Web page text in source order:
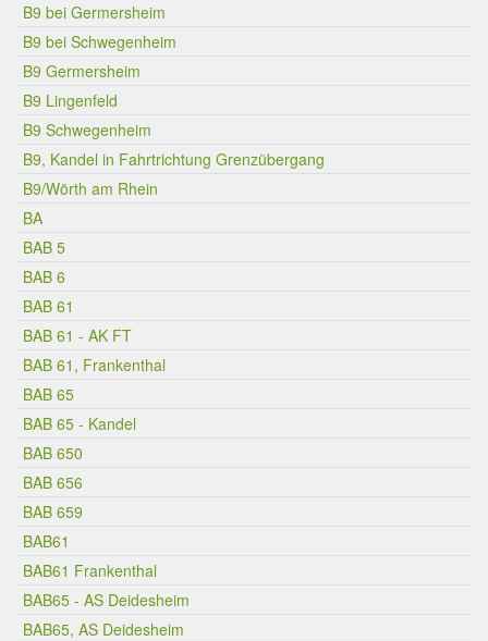
B9 bei Germersheim
B9 bei Schwegenheim
B9 Germersheim
B9 Lingenfeld
B9 Schwegenheim
B9, Kandel in Fahrtrichtung Grenzübergang
B9/Wörth am Rhein
BA
BAB 5
BAB 6
BAB 61
BAB 61 - AK FT
BAB 61, Frankenthal
BAB 65
BAB 65 - Kandel
BAB 650
BAB 656
BAB 659
BAB61
BAB61 Frankenthal
BAB65 - AS Deidesheim
BAB65, AS Deidesheim